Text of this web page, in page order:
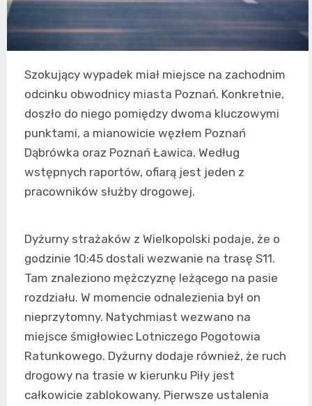
Szokujący wypadek miał miejsce na zachodnim
odcinku obwodnicy miasta Poznań. Konkretnie,
doszło do niego pomiędzy dwoma kluczowymi
punktami, a mianowicie węzłem Poznań
Dąbrówka oraz Poznań Ławica. Według
wstępnych raportów, ofiarą jest jeden z
pracowników służby drogowej.
Dyżurny strażaków z Wielkopolski podaje, że o
godzinie 10:45 dostali wezwanie na trasę S11.
Tam znaleziono mężczyznę leżącego na pasie
rozdziału. W momencie odnalezienia był on
nieprzytomny. Natychmiast wezwano na
miejsce śmigłowiec Lotniczego Pogotowia
Ratunkowego. Dyżurny dodaje również, że ruch
drogowy na trasie w kierunku Piły jest
całkowicie zablokowany. Pierwsze ustalenia